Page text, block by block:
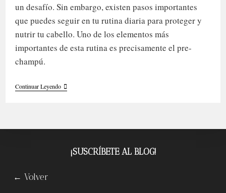
un desafío. Sin embargo, existen pasos importantes
que puedes seguir en tu rutina diaria para proteger y
nutrir tu cabello. Uno de los elementos más
importantes de esta rutina es precisamente el pre-
champú.
Continuar LeyendoTodo
Sobre
¡SUSCRÍBETE AL BLOG!
← Volver